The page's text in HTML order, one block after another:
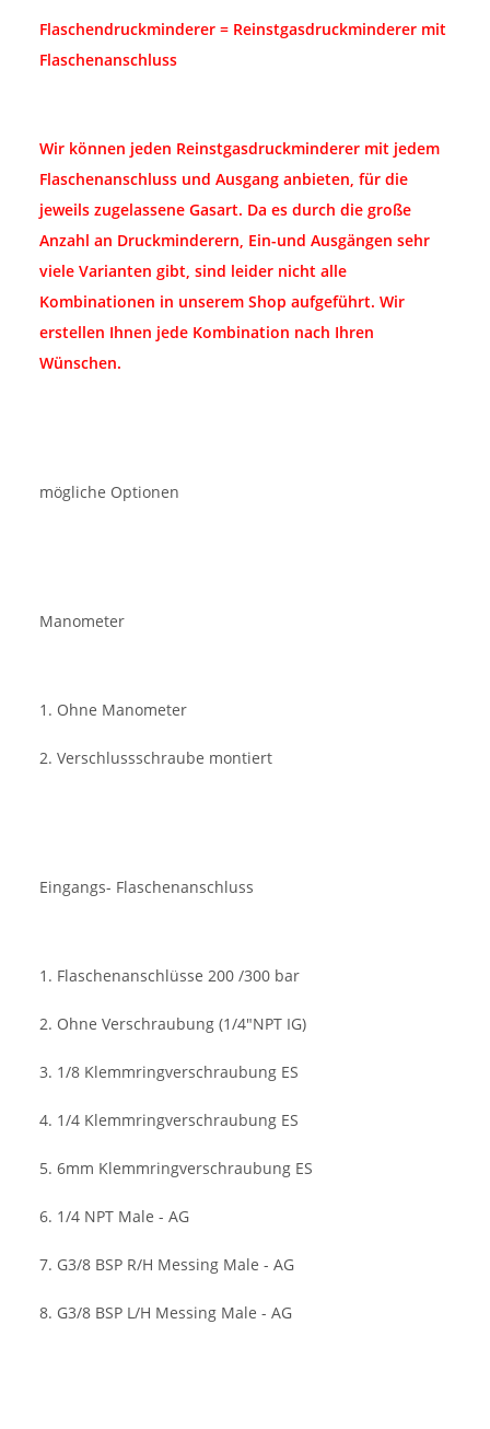
Flaschendruckminderer = Reinstgasdruckminderer mit
Flaschenanschluss
Wir können jeden Reinstgasdruckminderer mit jedem
Flaschenanschluss und Ausgang anbieten, für die
jeweils zugelassene Gasart. Da es durch die große
Anzahl an Druckminderern, Ein-und Ausgängen sehr
viele Varianten gibt, sind leider nicht alle
Kombinationen in unserem Shop aufgeführt. Wir
erstellen Ihnen jede Kombination nach Ihren
Wünschen.
mögliche Optionen
Manometer
1. Ohne Manometer
2. Verschlussschraube montiert
Eingangs- Flaschenanschluss
1. Flaschenanschlüsse 200 /300 bar
2. Ohne Verschraubung (1/4"NPT IG)
3. 1/8 Klemmringverschraubung ES
4. 1/4 Klemmringverschraubung ES
5. 6mm Klemmringverschraubung ES
6. 1/4 NPT Male - AG
7. G3/8 BSP R/H Messing Male - AG
8. G3/8 BSP L/H Messing Male - AG